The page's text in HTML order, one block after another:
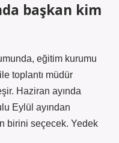
başkan kim
eğitim kurumu
toplantı müdür
Haziran ayında
Eylül ayından
birini seçecek. Yedek